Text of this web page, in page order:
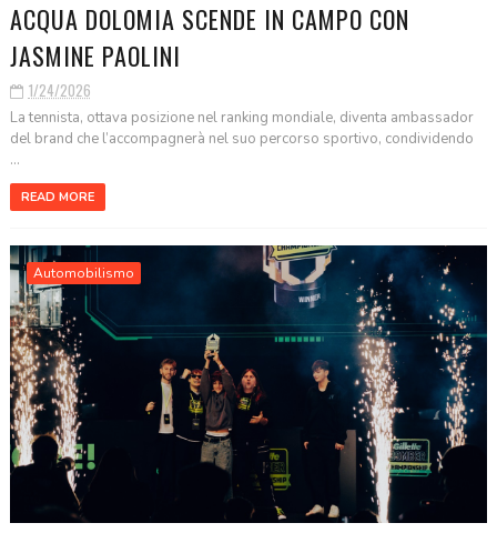
ACQUA DOLOMIA SCENDE IN CAMPO CON
JASMINE PAOLINI
1/24/2026
La tennista, ottava posizione nel ranking mondiale, diventa ambassador
del brand che l’accompagnerà nel suo percorso sportivo, condividendo
...
READ MORE
Automobilismo